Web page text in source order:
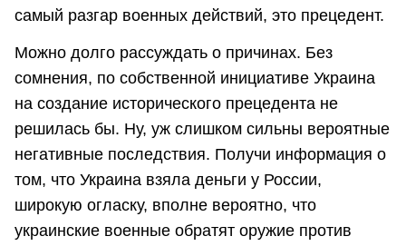
самый разгар военных действий, это прецедент.
Можно долго рассуждать о причинах. Без
сомнения, по собственной инициативе Украина
на создание исторического прецедента не
решилась бы. Ну, уж слишком сильны вероятные
негативные последствия. Получи информация о
том, что Украина взяла деньги у России,
широкую огласку, вполне вероятно, что
украинские военные обратят оружие против